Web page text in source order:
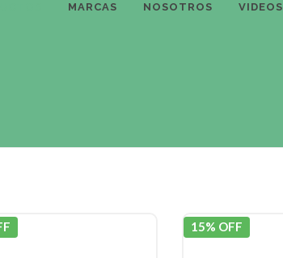
MARCAS NOSOTROS VIDEOS
15% OFF